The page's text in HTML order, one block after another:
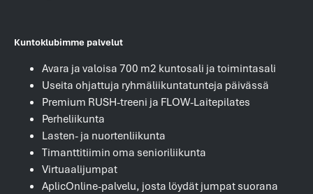
Kuntoklubimme palvelut
Avara ja valoisa 700 m2 kuntosali ja toimintasali
Useita ohjattuja ryhmäliikuntatunteja päivässä
Premium RUSH-treeni ja FLOW-Laitepilates
Perheliikunta
Lasten- ja nuortenliikunta
Timanttitiimin oma senioriliikunta
Virtuaalijumpat
AplicOnline-palvelu, josta löydät jumpat suorana